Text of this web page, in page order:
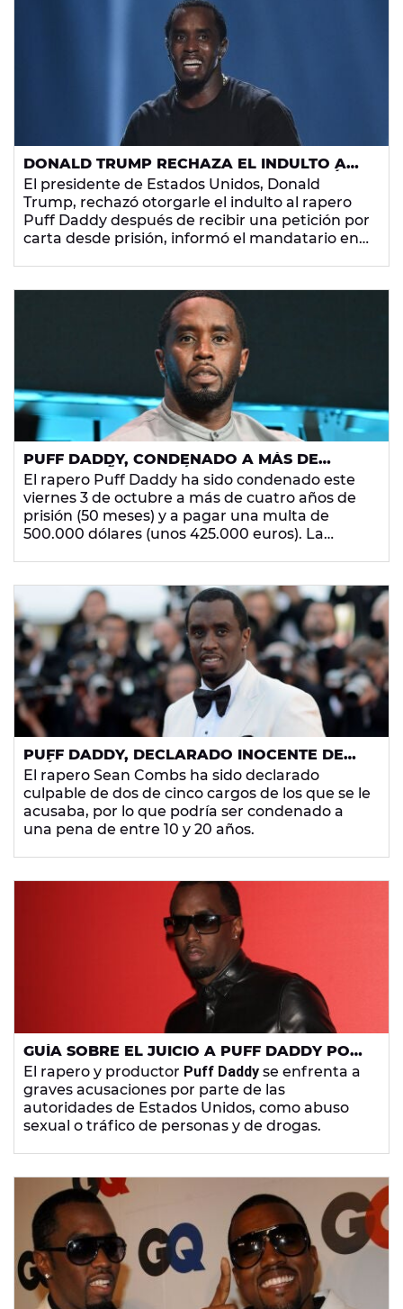
DONALD TRUMP RECHAZA EL INDULTO A
PUFF DADDY TRAS RECIBIR UNA PETICIÓN
DESDE LA CÁRCEL
El presidente de Estados Unidos, Donald
Trump, rechazó otorgarle el indulto al rapero
Puff Daddy después de recibir una petición por
carta desde prisión, informó el mandatario en
PUFF DADDY, CONDENADO A MÁS DE
CUATRO AÑOS DE CÁRCEL POR DELITOS
RELACIONADOS CON LA PROSTITUCIÓN
El rapero Puff Daddy ha sido condenado este
viernes 3 de octubre a más de cuatro años de
prisión (50 meses) y a pagar una multa de
500.000 dólares (unos 425.000 euros). La
sexual y extorsión.
PUFF DADDY, DECLARADO INOCENTE DE
TRÁFICO SEXUAL Y CRIMEN ORGANIZADO
PERO CONDENADO POR DELITO DE
PROSTITUCIÓN
El rapero Sean Combs ha sido declarado
culpable de dos de cinco cargos de los que se le
acusaba, por lo que podría ser condenado a
una pena de entre 10 y 20 años.
GUÍA SOBRE EL JUICIO A PUFF DADDY POR
SU CASO DE ABUSO: POSIBLE CONDENA Y
FAMOSOS RELACIONADOS
El rapero y productor Puff Daddy se enfrenta a
graves acusaciones por parte de las
autoridades de Estados Unidos, como abuso
sexual o tráfico de personas y de drogas.